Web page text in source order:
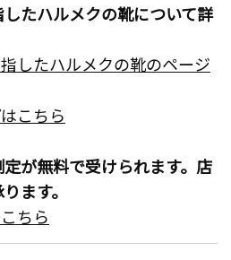
たハルメクの靴について詳
したハルメクの靴のページ
こちら
が無料で受けられます。店
ます。
ちら